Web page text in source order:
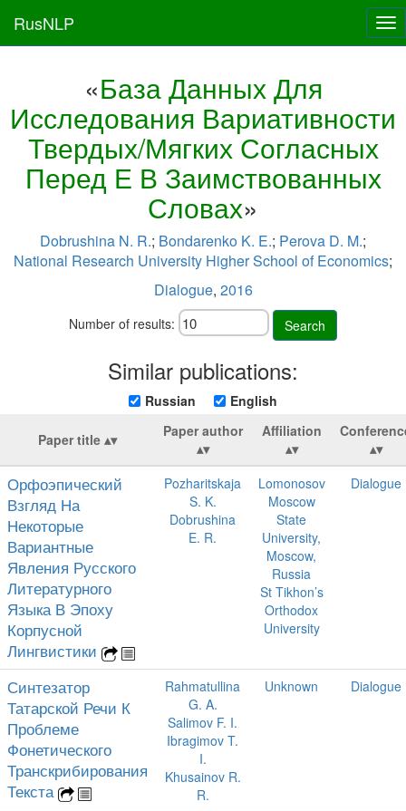
RusNLP
«База Данных Для
Исследования Вариативности
Твердых/Мягких Согласных
Перед Е В Заимствованных
Словах»
Dobrushina N. R.; Bondarenko K. E.; Perova D. M.;
National Research University Higher School of Economics;
Dialogue, 2016
Number of results: Search
Similar publications:
Russian English
Paper title Paper author Affiliation
Орфоэпический
Взгляд На
Некоторые
Вариантные
Явления Русского
Литературного
Языка В Эпоху
Корпусной
Лингвистики
Pozharitskaja
S. K.
Dobrushina
E. R.
Lomonosov
Moscow
State
University,
Moscow,
Russia
St Tikhon’s
Orthodox
University
Dialogue
Синтезатор
Татарской Речи К
Проблеме
Фонетического
Транскрибирования
Текста
Rahmatullina
G. A.
Salimov F. I.
Ibragimov T.
I.
Khusainov R.
R.
Unknown Dialogue